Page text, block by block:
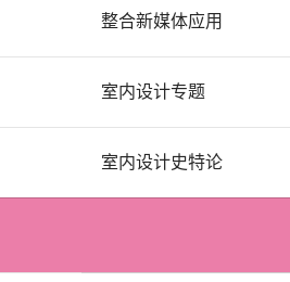
整合新媒体应用
室内设计专题
室内设计史特论